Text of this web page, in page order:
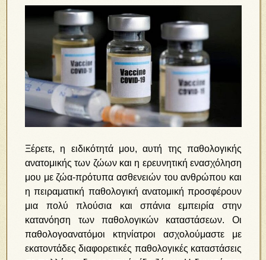
Ξέρετε, η ειδικότητά μου, αυτή της παθολογικής
ανατομικής των ζώων και η ερευνητική ενασχόληση
μου με ζώα-πρότυπα ασθενειών του ανθρώπου και
η πειραματική παθολογική ανατομική προσφέρουν
μια πολύ πλούσια και σπάνια εμπειρία στην
κατανόηση των παθολογικών καταστάσεων. Οι
παθολογοανατόμοι κτηνίατροι ασχολούμαστε με
εκατοντάδες διαφορετικές παθολογικές καταστάσεις